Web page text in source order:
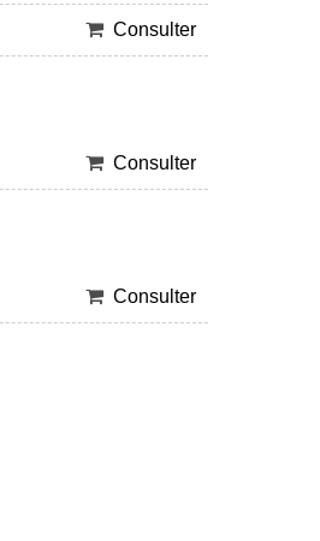
Consulter
Consulter
Consulter